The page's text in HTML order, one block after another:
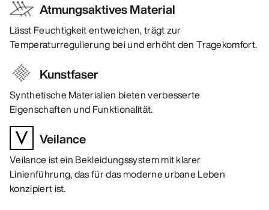
Atmungsaktives Material
Lässt Feuchtigkeit entweichen, trägt zur
Temperaturregulierung bei und erhöht den Tragekomfort.
Kunstfaser
Synthetische Materialien bieten verbesserte
Eigenschaften und Funktionalität.
Veilance
Veilance ist ein Bekleidungssystem mit klarer
Linienführung, das für das moderne urbane Leben
konzipiert ist.